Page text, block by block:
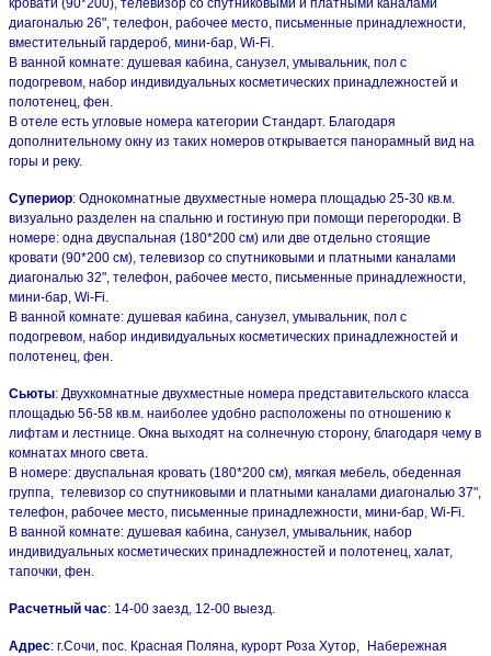
диагональю 26", телефон, рабочее место, письменные принадлежности,
вместительный гардероб, мини-бар, Wi-Fi.
В ванной комнате: душевая кабина, санузел, умывальник, пол с
подогревом, набор индивидуальных косметических принадлежностей и
полотенец, фен.
В отеле есть угловые номера категории Стандарт. Благодаря
дополнительному окну из таких номеров открывается панорамный вид на
горы и реку.
Супериор: Однокомнатные двухместные номера площадью 25-30 кв.м.
визуально разделен на спальню и гостиную при помощи перегородки. В
номере: одна двуспальная (180*200 см) или две отдельно стоящие
кровати (90*200 см), телевизор со спутниковыми и платными каналами
диагональю 32", телефон, рабочее место, письменные принадлежности,
мини-бар, Wi-Fi.
В ванной комнате: душевая кабина, санузел, умывальник, пол с
подогревом, набор индивидуальных косметических принадлежностей и
полотенец, фен.
Сьюты: Двухкомнатные двухместные номера представительского класса
площадью 56-58 кв.м. наиболее удобно расположены по отношению к
лифтам и лестнице. Окна выходят на солнечную сторону, благодаря чему в
комнатах много света.
В номере: двуспальная кровать (180*200 см), мягкая мебель, обеденная
группа, телевизор со спутниковыми и платными каналами диагональю 37",
телефон, рабочее место, письменные принадлежности, мини-бар, Wi-Fi.
В ванной комнате: душевая кабина, санузел, умывальник, набор
индивидуальных косметических принадлежностей и полотенец, халат,
тапочки, фен.
Расчетный час: 14-00 заезд, 12-00 выезд.
Адрес: г.Сочи, пос. Красная Поляна, курорт Роза Хутор,
Набережная